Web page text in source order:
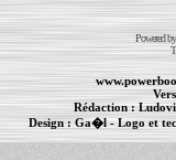
Powered
Rédaction :
Design : Ga�l- Logo et
PowerBook- MacBook Pro